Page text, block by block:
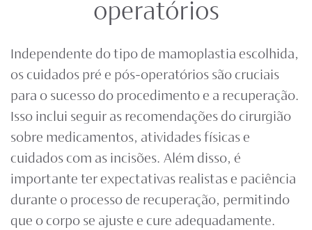
operatórios
Independente do tipo de mamoplastia escolhida,
os cuidados pré e pós-operatórios são cruciais
para o sucesso do procedimento e a recuperação.
Isso inclui seguir as recomendações do cirurgião
sobre medicamentos, atividades físicas e
cuidados com as incisões. Além disso, é
importante ter expectativas realistas e paciência
durante o processo de recuperação, permitindo
que o corpo se ajuste e cure adequadamente.